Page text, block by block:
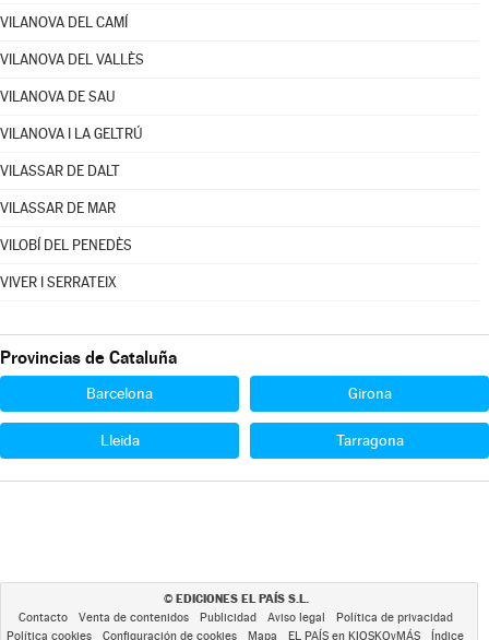
VILANOVA DEL CAMÍ
VILANOVA DEL VALLÈS
VILANOVA DE SAU
VILANOVA I LA GELTRÚ
VILASSAR DE DALT
VILASSAR DE MAR
VILOBÍ DEL PENEDÈS
VIVER I SERRATEIX
Provincias de Cataluña
Barcelona Girona
Lleida Tarragona
© EDICIONES EL PAÍS S.L.
Contacto Venta de contenidos Publicidad Aviso legal
Política de privacidad
Política cookies
Configuración de cookies Mapa EL PAÍS en KIOSKOyMÁS Índice